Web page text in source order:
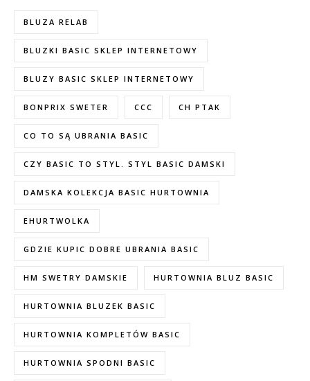
BLUZA RELAB
BLUZKI BASIC SKLEP INTERNETOWY
BLUZY BASIC SKLEP INTERNETOWY
BONPRIX SWETER CCC CH PTAK
CO TO SĄ UBRANIA BASIC
CZY BASIC TO STYL. STYL BASIC DAMSKI
DAMSKA KOLEKCJA BASIC HURTOWNIA
EHURTWOLKA
GDZIE KUPIC DOBRE UBRANIA BASIC
HM SWETRY DAMSKIE HURTOWNIA BLUZ BASIC
HURTOWNIA BLUZEK BASIC
HURTOWNIA KOMPLETÓW BASIC
HURTOWNIA SPODNI BASIC